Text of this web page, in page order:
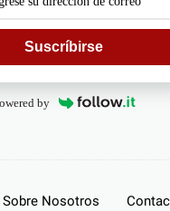
Suscríbirse
by
Sobre Nosotros